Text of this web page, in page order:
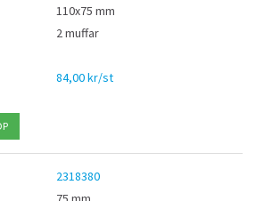
110x75 mm
2 muffar
84,00 kr/st
2318380